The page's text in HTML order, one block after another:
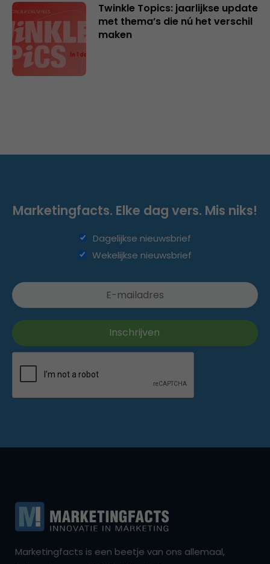
Twinkle Topics: jaarlijkse update
met thema’s die nú het verschil
maken
Marketingfacts. Elke dag vers. Mis niks!
Dagelijkse nieuwsbrief
Wekelijkse nieuwsbrief
Marketingfacts is een beetje van ons allemaal,